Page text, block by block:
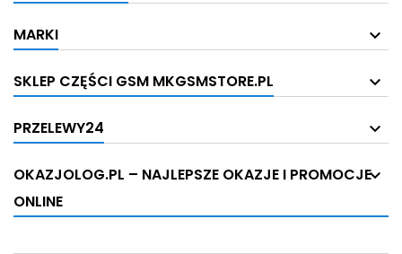
MARKI
SKLEP CZĘŚCI GSM MKGSMSTORE.PL
PRZELEWY24
OKAZJOLOG.PL – NAJLEPSZE OKAZJE I PROMOCJE
ONLINE